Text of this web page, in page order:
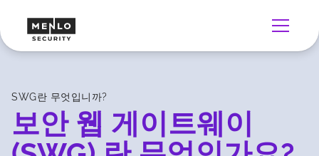
SWG란 무엇입니까?
보안 웹 게이트웨이